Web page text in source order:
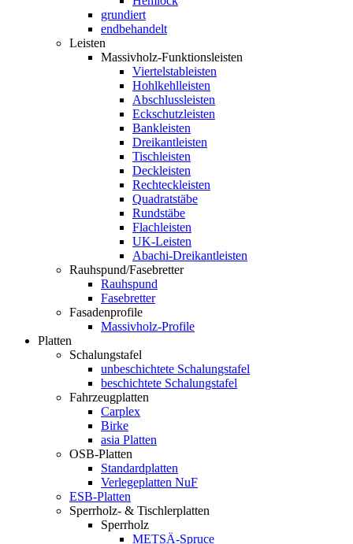
grundiert
endbehandelt
Leisten
Massivholz-Funktionsleisten
Viertelstableisten
Hohlkehlleisten
Abschlussleisten
Eckschutzleisten
Bankleisten
Dreikantleisten
Tischleisten
Deckleisten
Rechteckleisten
Quadratstäbe
Rundstäbe
Flachleisten
UK-Leisten
Abachi-Dreikantleisten
Rauhspund/Fasebretter
Rauhspund
Fasebretter
Fasadenprofile
Massivholz-Profile
Platten
Schalungstafel
unbeschichtete Schalungstafel
beschichtete Schalungstafel
Fahrzeugplatten
Carplex
Birke
asia Platten
OSB-Platten
Standardplatten
Verlegeplatten NuF
ESB-Platten
Sperrholz- & Tischlerplatten
Sperrholz
METSÄ-Spruce